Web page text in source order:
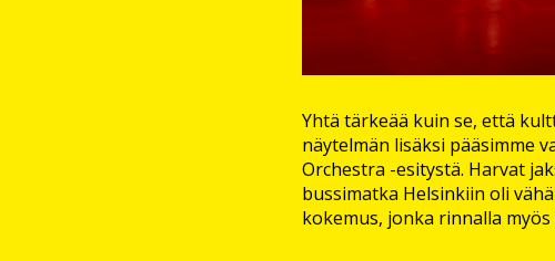
Yhtä tärkeää kuin se, että
näytelmän lisäksi pääsimme
Orchestra -esitystä. Harvat
bussimatka Helsinkiin oli
kokemus, jonka rinnalla